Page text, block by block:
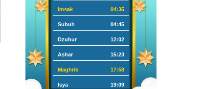
Imsak 04:35
Subuh 04:45
Dzuhur 12:02
Ashar 15:23
Maghrib 17:58
Isya 19:09